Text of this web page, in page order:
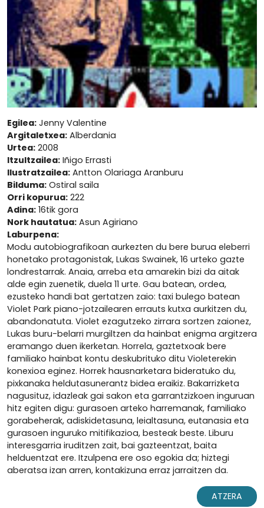
Egilea: Jenny Valentine
Argitaletxea: Alberdania
Urtea: 2008
Itzultzailea: Iñigo Errasti
Ilustratzailea: Antton Olariaga Aranburu
Bilduma: Ostiral saila
Orri kopurua: 222
Adina: 16tik gora
Nork hautatua: Asun Agiriano
Laburpena:
Modu autobiografikoan aurkezten du bere burua eleberri
honetako protagonistak, Lukas Swainek, 16 urteko gazte
londrestarrak. Anaia, arreba eta amarekin bizi da aitak
alde egin zuenetik, duela 11 urte. Gau batean, ordea,
ezusteko handi bat gertatzen zaio: taxi bulego batean
Violet Park piano-jotzailearen errauts kutxa aurkitzen du,
abandonatuta. Violet ezagutzeko zirrara sortzen zaionez,
Lukas buru-belarri murgiltzen da hainbat enigma argitzera
eramango duen ikerketan. Horrela, gaztetxoak bere
familiako hainbat kontu deskubrituko ditu Violeterekin
konexioa eginez. Horrek hausnarketara bideratuko du,
pixkanaka heldutasunerantz bidea eraikiz. Bakarrizketa
nagusituz, idazleak gai sakon eta garrantzizkoen inguruan
hitz egiten digu: gurasoen arteko harremanak, familiako
gorabeherak, adiskidetasuna, leialtasuna, eutanasia eta
gurasoen inguruko mitifikazioa, besteak beste. Liburu
interesgarria iruditzen zait, bai gazteentzat, baita
helduentzat ere. Itzulpena ere oso egokia da; hiztegi
aberatsa izan arren, kontakizuna erraz jarraitzen da.
ATZERA